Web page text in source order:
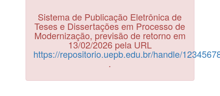
Sistema de Publicação Eletrônica de
Teses e Dissertações em Processo de
Modernização, previsão de retorno em
13/02/2026 pela URL
https://repositorio.uepb.edu.br/handle/
.